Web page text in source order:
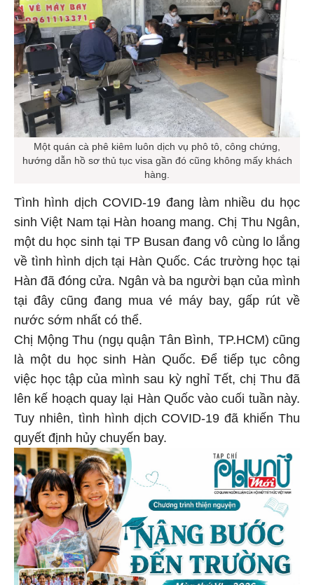
Một quán cà phê kiêm luôn dịch vụ phô tô, công chứng,
hướng dẫn hồ sơ thủ tục visa gần đó cũng không mấy khách
hàng.
Tình hình dịch COVID-19 đang làm nhiều du học
sinh Việt Nam tại Hàn hoang mang. Chị Thu Ngân,
một du học sinh tại TP Busan đang vô cùng lo lắng
về tình hình dịch tại Hàn Quốc. Các trường học tại
Hàn đã đóng cửa. Ngân và ba người bạn của mình
tại đây cũng đang mua vé máy bay, gấp rút về
nước sớm nhất có thể.
Chị Mộng Thu (ngụ quận Tân Bình, TP.HCM) cũng
là một du học sinh Hàn Quốc. Để tiếp tục công
việc học tập của mình sau kỳ nghỉ Tết, chị Thu đã
lên kế hoạch quay lại Hàn Quốc vào cuối tuần này.
Tuy nhiên, tình hình dịch COVID-19 đã khiến Thu
quyết định hủy chuyến bay.